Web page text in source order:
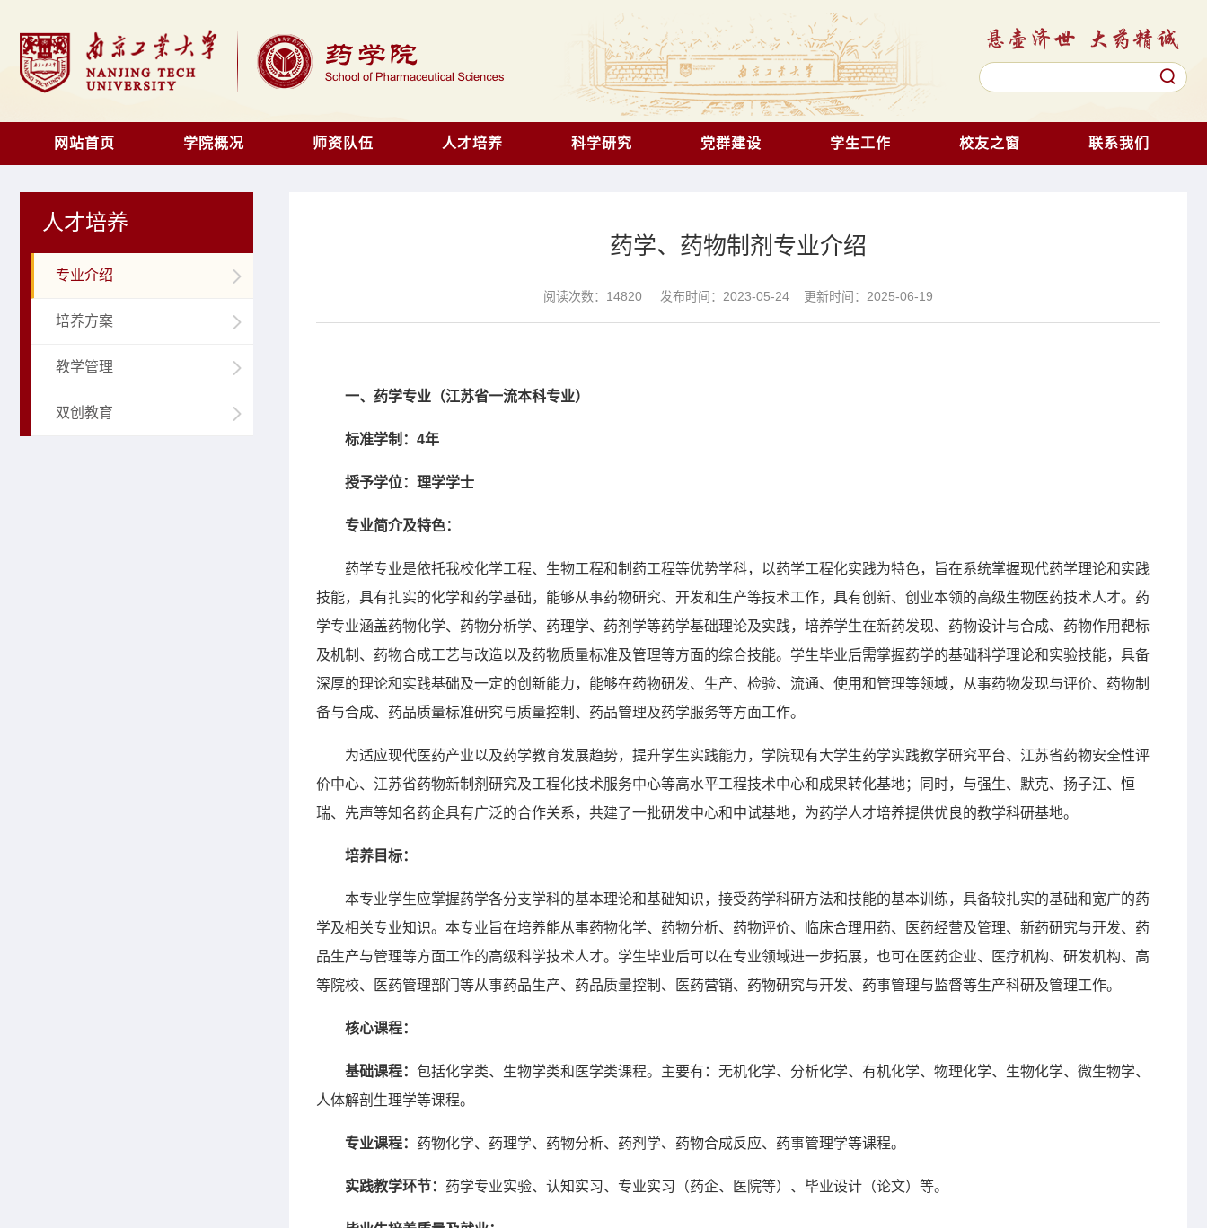
网站首页 学院概况 师资队伍 人才培养 科学研究 党群建设 学生工作 校友之窗 联系我们
人才培养
专业介绍
培养方案
教学管理
双创教育
药学、药物制剂专业介绍
阅读次数： 14820 发布时间：2023-05-24 更新时间：2025-06-19
一、药学专业（江苏省一流本科专业）
标准学制： 4年
授予学位：理学学士
专业简介及特色：
药学专业是依托我校化学工程、生物工程和制药工程等优势学科，以药学工程化实践为特色，旨在系统掌握现代药学理论和实践
技能，具有扎实的化学和药学基础，能够从事药物研究、开发和生产等技术工作，具有创新、创业本领的高级生物医药技术人才。药
学专业涵盖药物化学、药物分析学、药理学、药剂学等药学基础理论及实践，培养学生在新药发现、药物设计与合成、药物作用靶标
及机制、药物合成工艺与改造以及药物质量标准及管理等方面的综合技能。学生毕业后需掌握药学的基础科学理论和实验技能，具备
深厚的理论和实践基础及一定的创新能力，能够在药物研发、生产、检验、流通、使用和管理等领域，从事药物发现与评价、药物制
备与合成、药品质量标准研究与质量控制、药品管理及药学服务等方面工作。
为适应现代医药产业以及药学教育发展趋势，提升学生实践能力，学院现有大学生药学实践教学研究平台、江苏省药物安全性评
价中心、江苏省药物新制剂研究及工程化技术服务中心等高水平工程技术中心和成果转化基地；同时，与强生、默克、扬子江、恒
瑞、先声等知名药企具有广泛的合作关系，共建了一批研发中心和中试基地，为药学人才培养提供优良的教学科研基地。
培养目标：
本专业学生应掌握药学各分支学科的基本理论和基础知识，接受药学科研方法和技能的基本训练，具备较扎实的基础和宽广的药
学及相关专业知识。本专业旨在培养能从事药物化学、药物分析、药物评价、临床合理用药、医药经营及管理、新药研究与开发、药
品生产与管理等方面工作的高级科学技术人才。学生毕业后可以在专业领域进一步拓展，也可在医药企业、医疗机构、研发机构、高
等院校、医药管理部门等从事药品生产、药品质量控制、医药营销、药物研究与开发、药事管理与监督等生产科研及管理工作。
核心课程：
基础课程： 包括化学类、生物学类和医学类课程。主要有：无机化学、分析化学、有机化学、物理化学、生物化学、微生物学、
人体解剖生理学等课程。
专业课程： 药物化学、药理学、药物分析、药剂学、药物合成反应、药事管理学等课程。
实践教学环节： 药学专业实验、认知实习、专业实习（药企、医院等）、毕业设计（论文）等。